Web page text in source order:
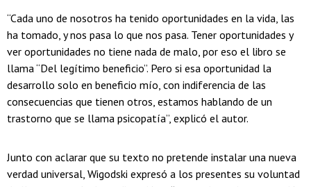
“Cada uno de nosotros ha tenido oportunidades en la vida, las
ha tomado, y nos pasa lo que nos pasa. Tener oportunidades y
ver oportunidades no tiene nada de malo, por eso el libro se
llama “Del legítimo beneficio”. Pero si esa oportunidad la
desarrollo solo en beneficio mío, con indiferencia de las
consecuencias que tienen otros, estamos hablando de un
trastorno que se llama psicopatía”, explicó el autor.
Junto con aclarar que su texto no pretende instalar una nueva
verdad universal, Wigodski expresó a los presentes su voluntad